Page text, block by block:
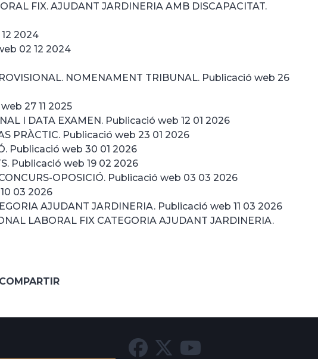
FIX. AJUDANT JARDINERIA AMB DISCAPACITAT.
2024
02 12 2024
NOMENAMENT TRIBUNAL. Publicació web 26
27 11 2025
I DATA EXAMEN. Publicació web 12 01 2026
PRÀCTIC. Publicació web 23 01 2026
Publicació web 30 01 2026
Publicació web 19 02 2026
OPOSICIÓ. Publicació web 03 03 2026
03 2026
AJUDANT JARDINERIA. Publicació web 11 03 2026
LABORAL FIX CATEGORIA AJUDANT JARDINERIA.
COMPARTIR